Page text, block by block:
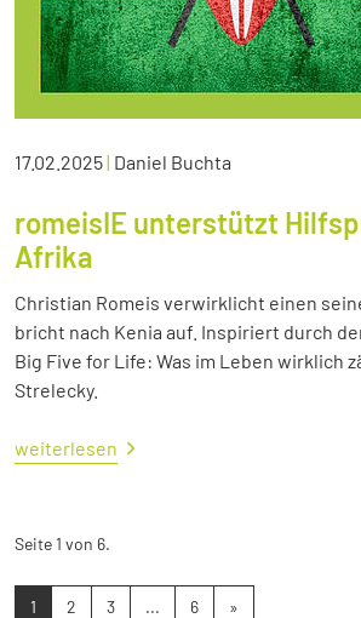
17.02.2025| Daniel Buchta
romeisIE unterstützt
Afrika
Christian Romeis verwirklicht einen
bricht nach Kenia auf. Inspiriert durch
Big Five for Life: Was im Leben wirklich
Strelecky.
weiterlesen
Seite 1 von 6.
1 2 3 ... 6 »